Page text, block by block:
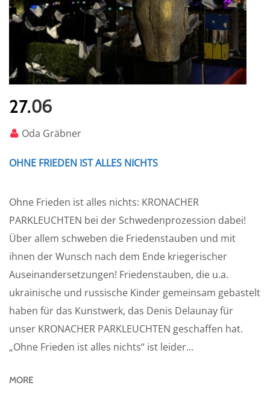
27.06
Oda Gräbner
OHNE FRIEDEN IST ALLES NICHTS
Ohne Frieden ist alles nichts: KRONACHER
PARKLEUCHTEN bei der Schwedenprozession dabei!
Über allem schweben die Friedenstauben und mit
ihnen der Wunsch nach dem Ende kriegerischer
Auseinandersetzungen! Friedenstauben, die u.a.
ukrainische und russische Kinder gemeinsam gebastelt
haben für das Kunstwerk, das Denis Delaunay für
unser KRONACHER PARKLEUCHTEN geschaffen hat.
„Ohne Frieden ist alles nichts“ ist leider...
MORE